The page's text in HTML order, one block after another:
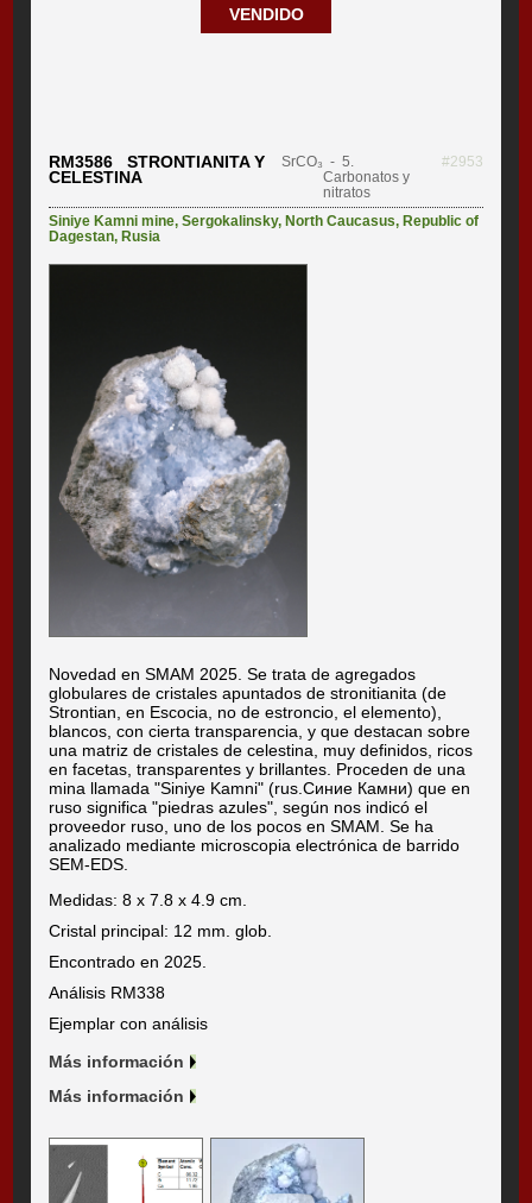
VENDIDO
RM3586 STRONTIANITA Y
CELESTINA
SrCO₃ - 5.
Carbonatos y
nitratos
#2953
Siniye Kamni mine,Sergokalinsky,North Caucasus,Republic of
Dagestan,Rusia
Novedad en SMAM 2025. Se trata de agregados
globulares de cristales apuntados de stronitianita (de
Strontian, en Escocia, no de estroncio, el elemento),
blancos, con cierta transparencia, y que destacan sobre
una matriz de cristales de celestina, muy definidos, ricos
en facetas, transparentes y brillantes. Proceden de una
mina llamada "Siniye Kamni" (rus.Синие Камни) que en
ruso significa "piedras azules", según nos indicó el
proveedor ruso, uno de los pocos en SMAM. Se ha
analizado mediante microscopia electrónica de barrido
SEM-EDS.
Medidas: 8 x 7.8 x 4.9 cm.
Cristal principal: 12 mm. glob.
Encontrado en 2025.
Análisis RM338
Ejemplar con análisis
Más información
Más información